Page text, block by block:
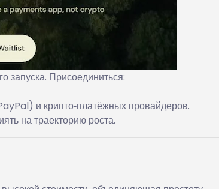
запуска. Присоединиться:
и крипто‑платёжных провайдеров.
на траекторию роста.